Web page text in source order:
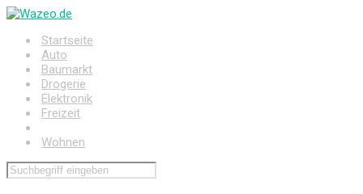
Zum
springenStartseite
Auto
Baumarkt
Drogerie
Elektronik
Freizeit
Wohnen